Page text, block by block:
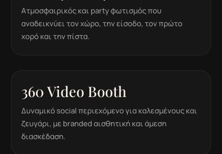
Ατμοσφαιρικός και party φωτισμός που
αναδεικνύει τον χώρο, την είσοδο, τον πρώτο
χορό και την πίστα.
360 Video Booth
Δυναμικό social περιεχόμενο για καλεσμένους και
ζευγάρι, με branded αισθητική και άμεση
διασκέδαση.